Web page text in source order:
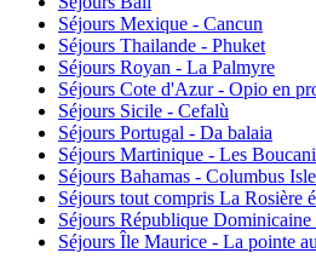
Séjours Mexique - Cancun
Séjours Thailande - Phuket
Séjours Royan - La Palmyre
Séjours Cote d'Azur - Opio en
Séjours Sicile - Cefalù
Séjours Portugal - Da balaia
Séjours Martinique - Les
Séjours Bahamas - Columbus Isle
Séjours tout compris La Rosière
Séjours République
Séjours Île Maurice - La pointe